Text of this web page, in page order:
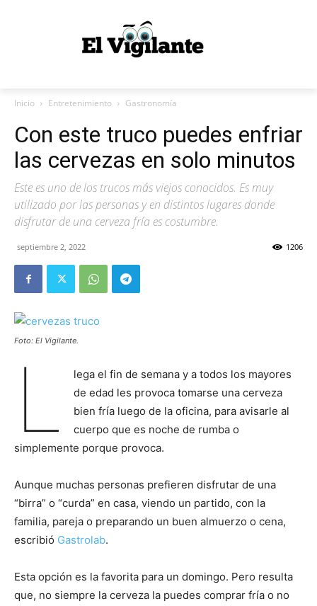
Inicio Entretenimiento Gastronomía
Con este truco puedes enfriar
las cervezas en solo minutos
Este es uno de los trucos más viejos conocidos. Es muy
utilizado por las personas y en distintos lugares donde
disfrutar de una cerveza fría es costumbre.
septiembre 2, 2022 1206
Foto: El Vigilante.
L
lega el fin de semana y a todos los mayores
de edad les provoca tomarse una cerveza
bien fría luego de la oficina, para avisarle al
cuerpo que es noche de rumba o
simplemente porque provoca.
Aunque muchas personas prefieren disfrutar de una
“birra” o “curda” en casa, viendo un partido, con la
familia, pareja o preparando un buen almuerzo o cena,
escribió Gastrolab.
Esta opción es la favorita para un domingo. Pero resulta
que, no siempre la cerveza la puedes comprar fría o no